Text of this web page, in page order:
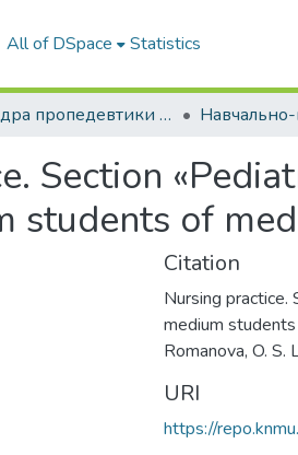
All of DSpace Statistics
Кафедра пропедевтики педіатрії № 2
Section
students of
Citation
Nursing practice.
medium
Romanova, O.
URI
https://